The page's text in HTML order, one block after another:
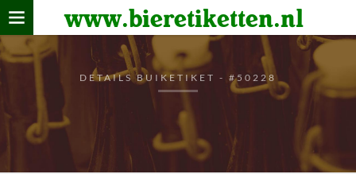
www.bieretiketten.nl
Home
verzamelen
De bierkaart
Bezoekers
DETAILS BUIKETIKET - #50228